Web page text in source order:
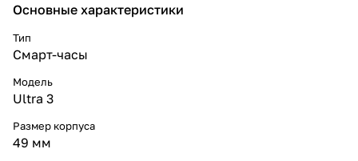
Основные характеристики
Тип
Смарт-часы
Модель
Ultra 3
Размер корпуса
49 мм